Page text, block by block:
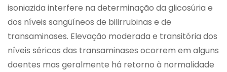
isoniazida interfere na determinação da glicosúria e
dos níveis sangüíneos de bilirrubinas e de
transaminases. Elevação moderada e transitória dos
níveis séricos das transaminases ocorrem em alguns
doentes mas geralmente há retorno à normalidade